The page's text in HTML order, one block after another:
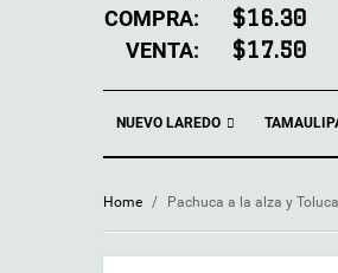
COMPRA: $16.30
VENTA: $17.50
NUEVO LAREDO
Home / Pachuca a la alza y